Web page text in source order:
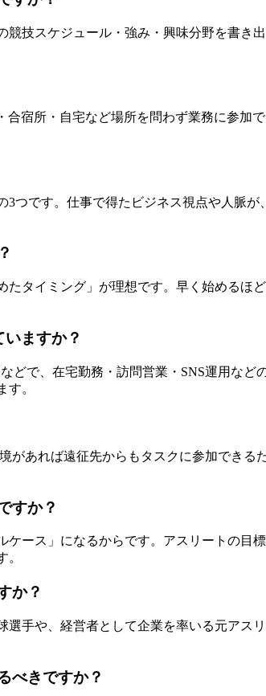
技スケジュール・強み・興味分野を書き
宿所・自宅など場所を問わず業務に参加
つです。仕事で得たビジネス視点や人脈
タイミング」が理想です。早く始めるほ
ますか？
で、在宅勤務・訪問営業・SNS運用な
。
あれば遠征先からもタスクに参加でき
すか？
ース」になるからです。アスリートの目
か？
手や、経営者として企業を率いる元アス
べきですか？